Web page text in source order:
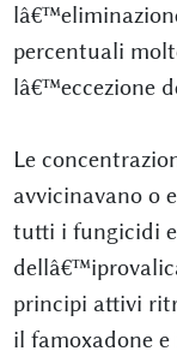
percentuali
lâ€™eccezione
Le
avvicinavano o
tutti i fungicidi
principi attivi
il famoxadone